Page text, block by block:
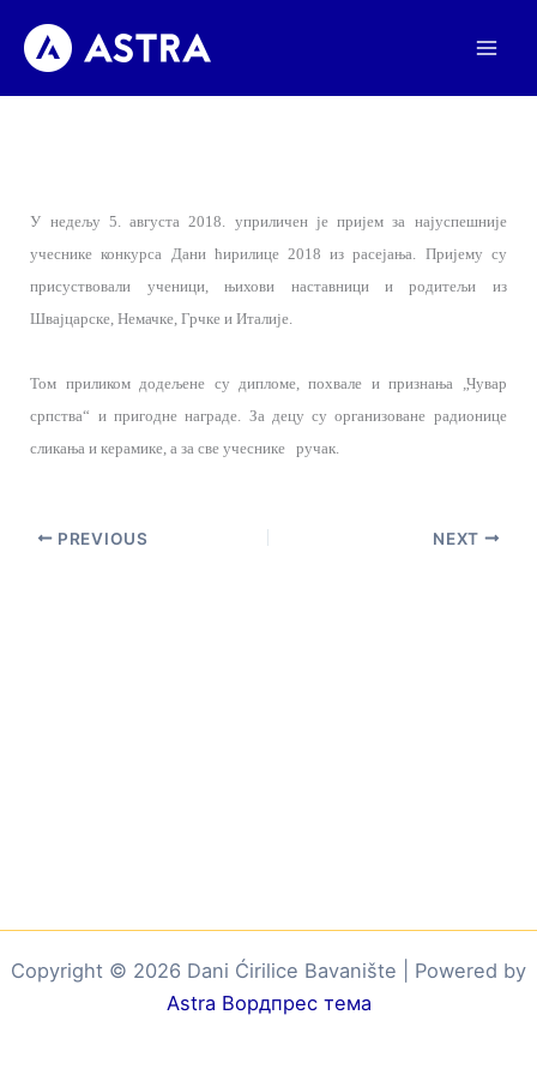
садржај
У недељу 5. августа 2018. уприличен је пријем за најуспешније
учеснике конкурса Дани ћирилице 2018 из расејања. Пријему су
присуствовали ученици, њихови наставници и родитељи из
Швајцарске, Немачке, Грчке и Италије.
Том приликом додељене су дипломе, похвале и признања „Чувар
српства“ и пригодне награде. За децу су организоване радионице
сликања и керамике, а за све учеснике ручак.
PREVIOUS NEXT
Copyright © 2026 Dani Ćirilice Bavanište | Powered by
Astra Вордпрес тема